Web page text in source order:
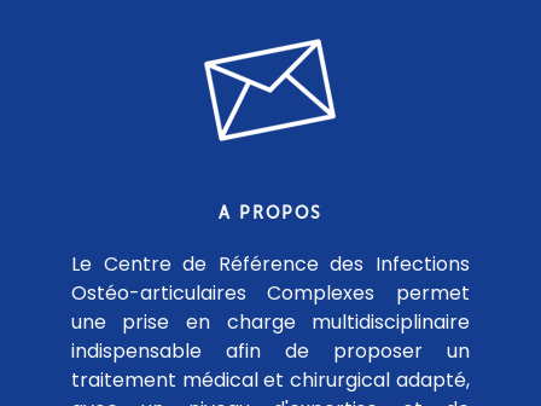
A PROPOS
Le Centre de Référence des Infections
Ostéo-articulaires Complexes permet
une prise en charge multidisciplinaire
indispensable afin de proposer un
traitement médical et chirurgical adapté,